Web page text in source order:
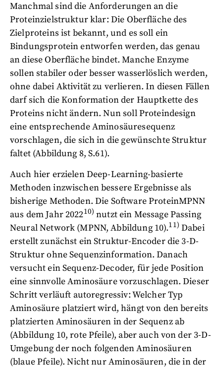
Manchmal sind die Anforderungen an die
Proteinzielstruktur klar: Die Oberfläche des
Zielproteins ist bekannt, und es soll ein
Bindungsprotein entworfen werden, das genau
an diese Oberfläche bindet. Manche Enzyme
sollen stabiler oder besser wasserlöslich werden,
ohne dabei Aktivität zu verlieren. In diesen Fällen
darf sich die Konformation der Hauptkette des
Proteins nicht ändern. Nun soll Proteindesign
eine entsprechende Aminosäuresequenz
vorschlagen, die sich in die gewünschte Struktur
faltet (Abbildung 8, S.61).
Auch hier erzielen Deep-Learning-basierte
Methoden inzwischen bessere Ergebnisse als
bisherige Methoden. Die Software ProteinMPNN
aus dem Jahr 202210) nutzt ein Message Passing
Neural Network (MPNN, Abbildung 10).11) Dabei
erstellt zunächst ein Struktur-Encoder die 3-D-
Struktur ohne Sequenzinformation. Danach
versucht ein Sequenz-Decoder, für jede Position
eine sinnvolle Aminosäure vorzuschlagen. Dieser
Schritt verläuft autoregressiv: Welcher Typ
Aminosäure platziert wird, hängt von den bereits
platzierten Aminosäuren in der Sequenz ab
(Abbildung 10, rote Pfeile), aber auch von der 3-D-
Umgebung der noch folgenden Aminosäuren
(blaue Pfeile). Nicht nur Aminosäuren, die in der